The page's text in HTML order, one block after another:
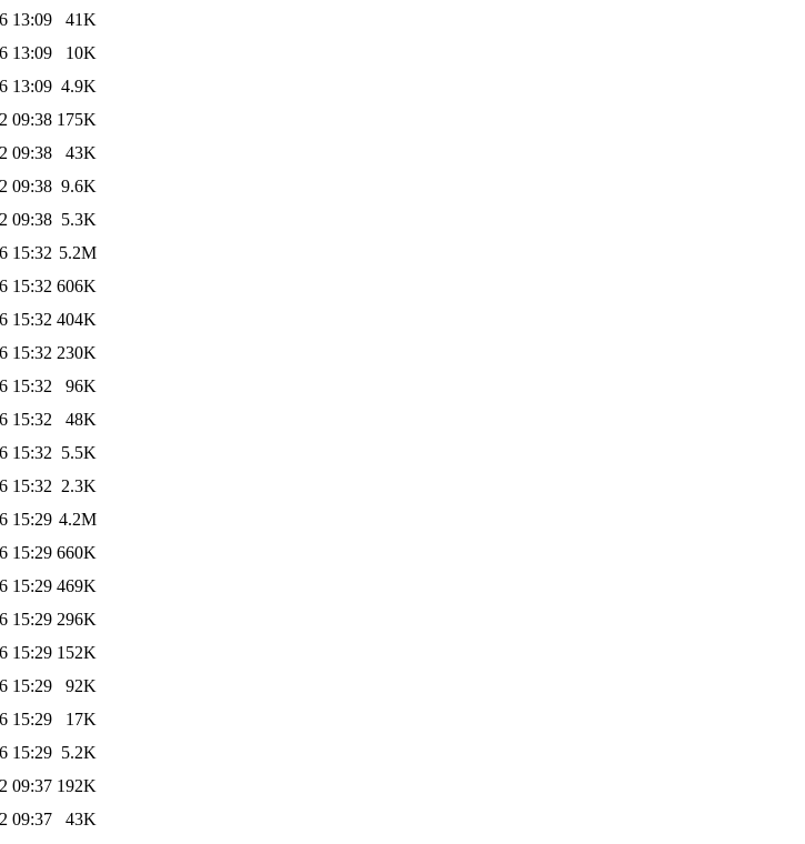
13:09
41K
13:09
10K
13:09 4.9K
09:38 175K
09:38
43K
09:38 9.6K
09:38 5.3K
15:32 5.2M
15:32 606K
15:32 404K
15:32 230K
15:32
96K
15:32
48K
15:32 5.5K
15:32 2.3K
15:29 4.2M
15:29 660K
15:29 469K
15:29 296K
15:29 152K
15:29
92K
15:29
17K
15:29 5.2K
09:37 192K
09:37
43K